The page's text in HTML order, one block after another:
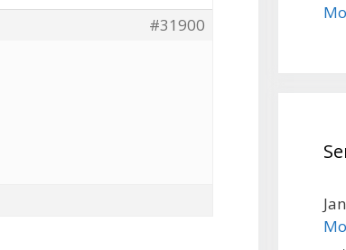
#31900